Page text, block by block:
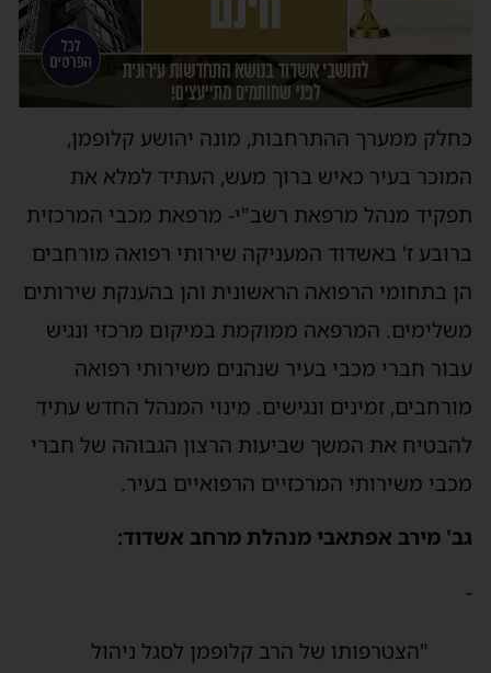
כחלק ממערך ההתרחבות, מונה יהושע קלופמן,
המוכר בעיר כאיש ברוך מעש, העתיד למלא את
תפקיד מנהל מרפאת רשב"י- מרפאת מכבי המרכזית
ברובע ז' באשדוד המעניקה שירותי רפואה מורחבים
הן בתחומי הרפואה הראשונית והן בהענקת שירותים
משלימים. המרפאה ממוקמת במיקום מרכזי ונגיש
עבור חברי מכבי בעיר שנהנים משירותי רפואה
מורחבים, זמינים ונגישים. מינוי המנהל החדש עתיד
להבטיח את המשך שביעות הרצון הגבוהה של חברי
מכבי משירותי המרכזיים הרפואיים בעיר.
גב' מירב אפתאבי מנהלת מרחב אשדוד:
-
"הצטרפותו של הרב קלופמן לסגל ניהול